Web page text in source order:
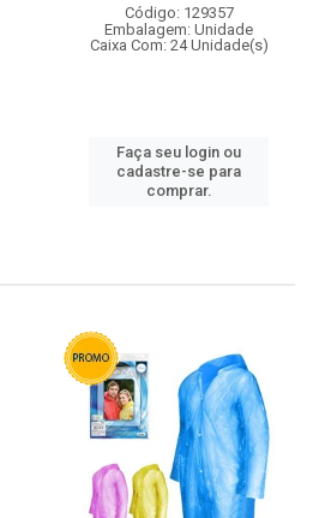
Código: 129357
Embalagem: Unidade
Caixa Com: 24 Unidade(s)
Faça seu login ou
cadastre-se para
comprar.